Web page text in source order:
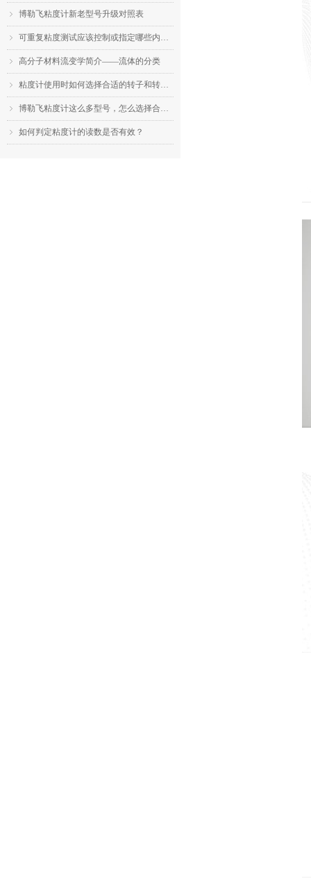
ꁇ 博勒飞粘度计新老型号升级对照表
ꁇ 可重复粘度测试应该控制或指定哪些内容？
ꁇ 高分子材料流变学简介——流体的分类
ꁇ 粘度计使用时如何选择合适的转子和转速？
ꁇ 博勒飞粘度计这么多型号，怎么选择合适的机型？
ꁇ 如何判定粘度计的读数是否有效？